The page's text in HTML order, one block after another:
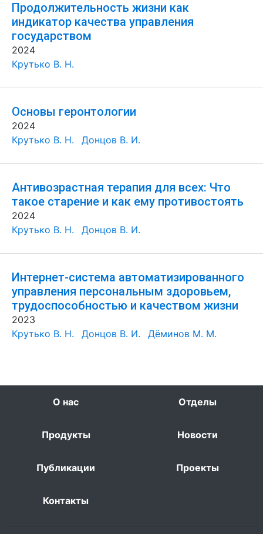
Продолжительность жизни как
индикатор качества управления
государством
2024
Крутько В. Н.
Основы геронтологии
2024
Крутько В. Н.
Донцов В. И.
Антивозрастная терапия для всех: Что
такое старение и как ему противостоять
2024
Крутько В. Н.
Донцов В. И.
Интернет-система автоматизированного
управления персональным здоровьем,
трудоспособностью и качеством жизни
2023
Крутько В. Н.
Донцов В. И. Дёминов М. М.
О нас Отделы
Продукты Новости
Публикации Проекты
Контакты